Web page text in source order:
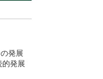
発展
的発展